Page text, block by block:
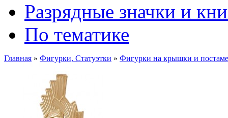
Разрядные значки и
По тематике
Главная » Фигурки, Статуэтки » Фигурки на крышки и